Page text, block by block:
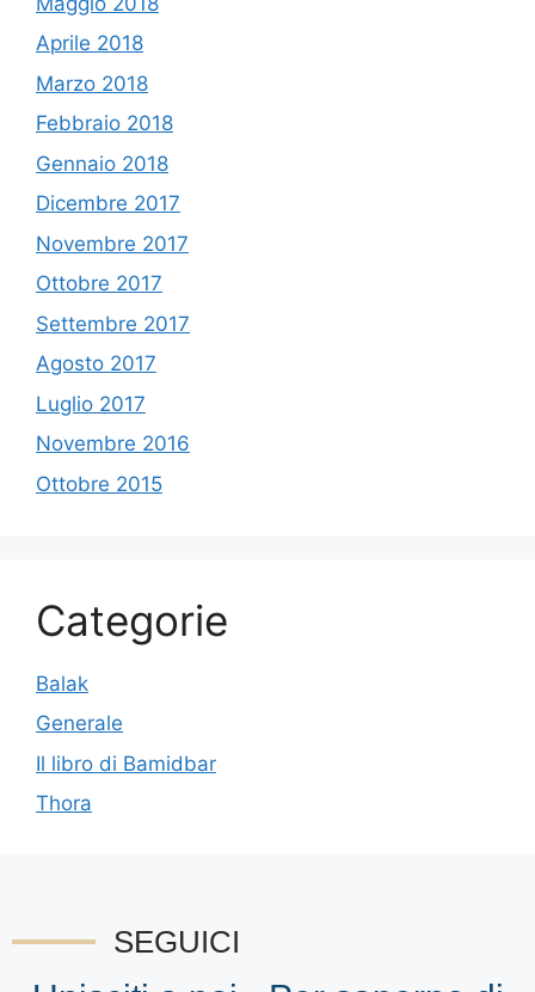
Aprile 2018
Marzo 2018
Febbraio 2018
Gennaio 2018
Dicembre 2017
Novembre 2017
Ottobre 2017
Settembre 2017
Agosto 2017
Luglio 2017
Novembre 2016
Ottobre 2015
Categorie
Balak
Generale
Il libro di Bamidbar
Thora
SEGUICI